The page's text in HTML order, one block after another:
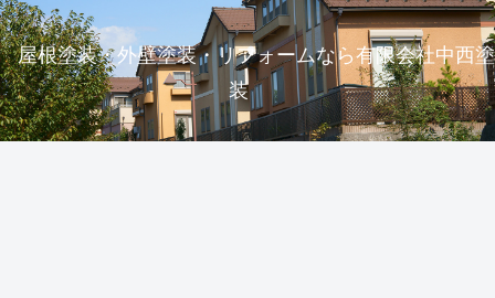
屋根塗装・外壁塗装・リフォームなら有限会社中西塗
装